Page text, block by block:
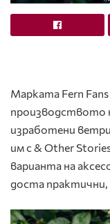
Марката Fern
производството
изработени
им с & Other
варианта на
доста практични,